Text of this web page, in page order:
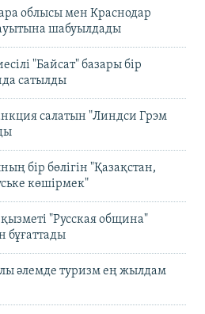
облысы мен Краснодар
шабуылдады
"Байсат" базары бір
сатылды
салатын "Линдси Грэм
бір бөлігін "Қазақстан,
көшірмек"
"Русская община"
бұғаттады
әлемде туризм ең жылдам